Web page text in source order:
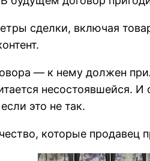
сделки, включая
— к нему должен
несостоявшейся.
это не так.
которые продавец